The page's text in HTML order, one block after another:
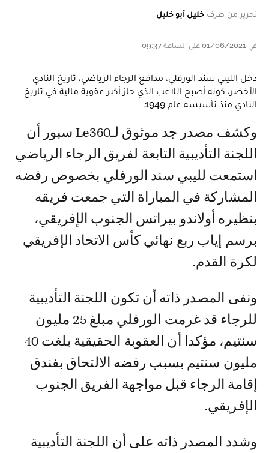
تحرير من طرف خليل أبو خليل
في 01/06/2021 على الساعة 09:37
دخل الليبي سند الورفلي، مدافع الرجاء الرياضي، تاريخ النادي
الأخضر، كونه أصبح اللاعب الذي حاز أكبر عقوبة مالية في تاريخ
النادي منذ تأسيسه عام 1949.
وكشف مصدر جد موثوق لـLe360 سبور أن
اللجنة التأديبية التابعة لفريق الرجاء الرياضي
استمعت لليبي سند الورفلي بخصوص رفضه
المشاركة في المباراة التي جمعت فريقه
بنظيره أولاندو بيراتس الجنوب الإفريقي،
برسم إياب ربع نهائي كأس الاتحاد الإفريقي
لكرة القدم.
ونفى المصدر ذاته أن تكون اللجنة التأديبية
للرجاء قد غرمت الورفلي مبلغ 25 مليون
سنتيم، مؤكدا أن العقوبة الحقيقية بلغت 40
مليون سنتيم بسبب رفضه الالتحاق بفندق
إقامة الرجاء قبل مواجهة الفريق الجنوب
الإفريقي.
وشدد المصدر ذاته على أن اللجنة التأديبية